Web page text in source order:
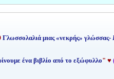
Γλωσσολαλιά μιας «νεκρής» γλώσσας-
ένα βιβλίο από το εξώφυλλο" ♥